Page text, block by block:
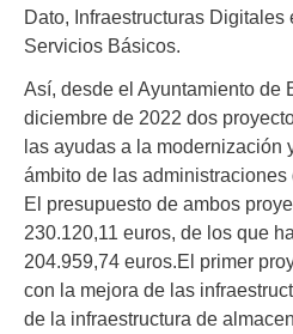
Dato, Infraestructuras
Servicios Básicos.
Así, desde el Ayuntamiento de
diciembre de 2022 dos
las ayudas a la modernización
ámbito de las
El presupuesto de ambos
230.120,11 euros, de los que
204.959,74 euros.El primer
con la mejora de las
de la infraestructura de